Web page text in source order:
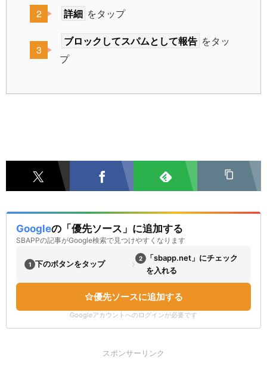
詳細 をタップ
ブロックしてスパムとして報告 をタッ
プ
Googleの「優先ソース」に追加する
SBAPPの記事がGoogle検索で見つけやすくなります
1 下のボタンをタップ › 2
「sbapp.net」にチェック
を入れる
優先ソースに追加する
Googleアカウントへのログインが必要です
スポンサーリンク